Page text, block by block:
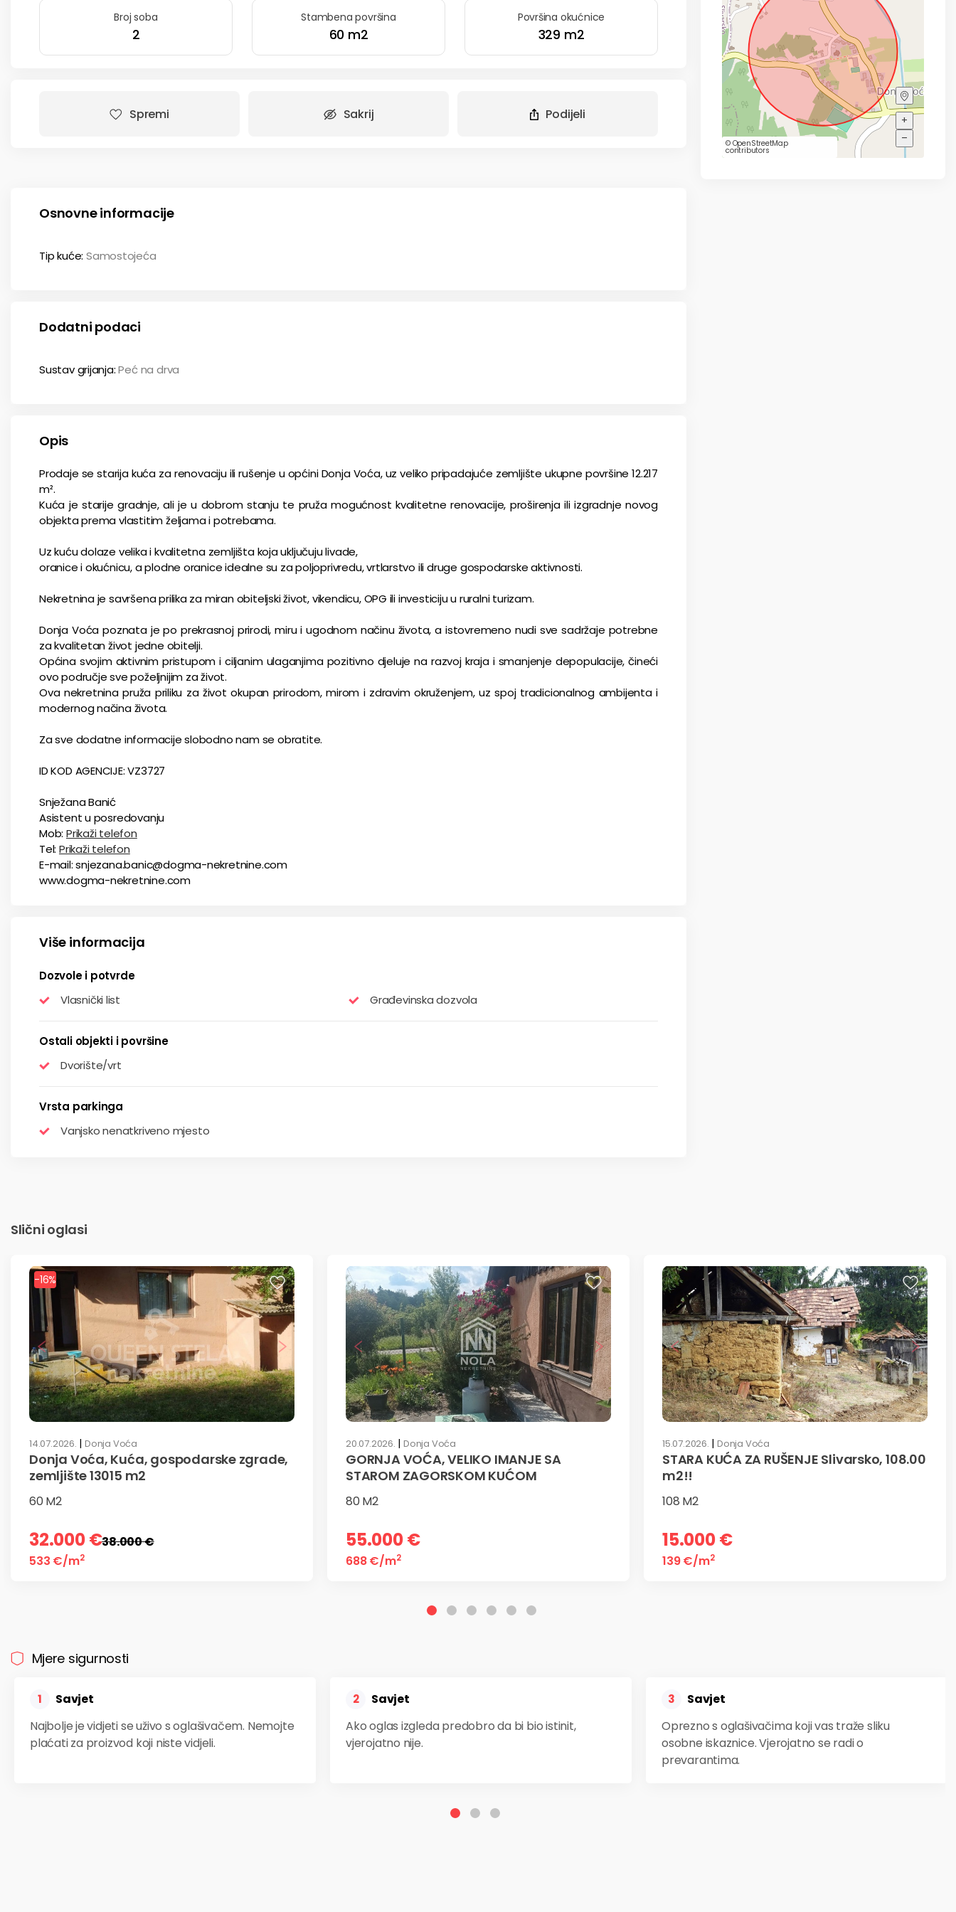
Broj soba
2
Stambena površina
60 m2
Površina okućnice
329 m2
Spremi Sakrij Podijeli
Osnovne informacije
Tip kuće Samostojeća
Dodatni podaci
Sustav grijanja Peć na drva
Opis
Prodaje se starija kuća za renovaciju ili rušenje u općini Donja Voća, uz veliko pripadajuće zemljište ukupne površine 12.217
m².
Kuća je starije gradnje, ali je u dobrom stanju te pruža mogućnost kvalitetne renovacije, proširenja ili izgradnje novog
objekta prema vlastitim željama i potrebama.
Uz kuću dolaze velika i kvalitetna zemljišta koja uključuju livade,
oranice i okućnicu, a plodne oranice idealne su za poljoprivredu, vrtlarstvo ili druge gospodarske aktivnosti.
Nekretnina je savršena prilika za miran obiteljski život, vikendicu, OPG ili investiciju u ruralni turizam.
Donja Voća poznata je po prekrasnoj prirodi, miru i ugodnom načinu života, a istovremeno nudi sve sadržaje potrebne
za kvalitetan život jedne obitelji.
Općina svojim aktivnim pristupom i ciljanim ulaganjima pozitivno djeluje na razvoj kraja i smanjenje depopulacije, čineći
ovo područje sve poželjnijim za život.
Ova nekretnina pruža priliku za život okupan prirodom, mirom i zdravim okruženjem, uz spoj tradicionalnog ambijenta i
modernog načina života.
Za sve dodatne informacije slobodno nam se obratite.
ID KOD AGENCIJE: VZ3727
Snježana Banić
Asistent u posredovanju
Mob: Prikaži telefon
Tel: Prikaži telefon
E-mail: snjezana.banic@dogma-nekretnine.com
www.dogma-nekretnine.com
Više informacija
Dozvole i potvrde
Vlasnički list
Građevinska dozvola
Ostali objekti i površine
Dvorište/vrt
Vrsta parkinga
Vanjsko nenatkriveno mjesto
+
–
© OpenStreetMap
contributors
Slični oglasi
-16%
14.07.2026. | Donja Voća
Donja Voća, Kuća, gospodarske zgrade,
zemljište 13015 m2
60 M2
32.000 €38.000 €
533 €/m2
20.07.2026. | Donja Voća
GORNJA VOĆA, VELIKO IMANJE SA
STAROM ZAGORSKOM KUĆOM
80 M2
55.000 €
688 €/m2
15.07.2026. | Donja Voća
STARA KUĆA ZA RUŠENJE Slivarsko, 108.00
m2!!
108 M2
15.000 €
139 €/m2
Mjere sigurnosti
1
Savjet
Najbolje je vidjeti se uživo s oglašivačem. Nemojte
plaćati za proizvod koji niste vidjeli.
2
Savjet
Ako oglas izgleda predobro da bi bio istinit,
vjerojatno nije.
3
Savjet
Oprezno s oglašivačima koji vas traže sliku
osobne iskaznice. Vjerojatno se radi o
prevarantima.